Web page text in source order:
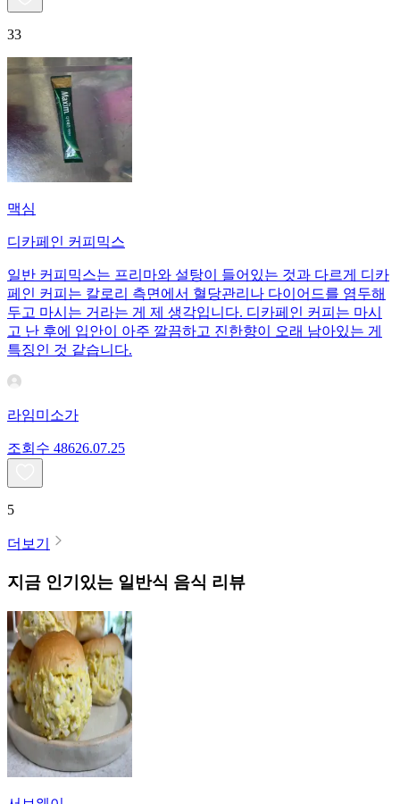
33
맥심
디카페인 커피믹스
일반 커피믹스는 프리마와 설탕이 들어있는 것과 다르게 디카
페인 커피는 칼로리 측면에서 혈당관리나 다이어드를 염두해
두고 마시는 거라는 게 제 생각입니다. 디카페인 커피는 마시
고 난 후에 입안이 아주 깔끔하고 진한향이 오래 남아있는 게
특징인 것 같습니다.
라임미소가
조회수 48626.07.25
5
더보기
지금 인기있는 일반식 음식 리뷰